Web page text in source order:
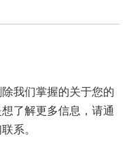
我们掌握的关于您的
了解更多信息，请通
系。